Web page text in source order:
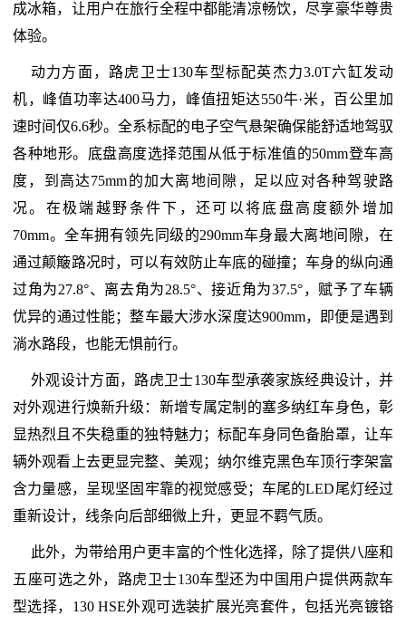
成冰箱，让用户在旅行全程中都能清凉畅饮，尽享豪华尊贵
体验。
动力方面，路虎卫士130车型标配英杰力3.0T六缸发动
机，峰值功率达400马力，峰值扭矩达550牛·米，百公里加
速时间仅6.6秒。全系标配的电子空气悬架确保能舒适地驾驭
各种地形。底盘高度选择范围从低于标准值的50mm登车高
度，到高达75mm的加大离地间隙，足以应对各种驾驶路
况。在极端越野条件下，还可以将底盘高度额外增加
70mm。全车拥有领先同级的290mm车身最大离地间隙，在
通过颠簸路况时，可以有效防止车底的碰撞；车身的纵向通
过角为27.8°、离去角为28.5°、接近角为37.5°，赋予了车辆
优异的通过性能；整车最大涉水深度达900mm，即便是遇到
淌水路段，也能无惧前行。
外观设计方面，路虎卫士130车型承袭家族经典设计，并
对外观进行焕新升级：新增专属定制的塞多纳红车身色，彰
显热烈且不失稳重的独特魅力；标配车身同色备胎罩，让车
辆外观看上去更显完整、美观；纳尔维克黑色车顶行李架富
含力量感，呈现坚固牢靠的视觉感受；车尾的LED尾灯经过
重新设计，线条向后部细微上升，更显不羁气质。
此外，为带给用户更丰富的个性化选择，除了提供八座和
五座可选之外，路虎卫士130车型还为中国用户提供两款车
型选择，130 HSE外观可选装扩展光亮套件，包括光亮镀铬